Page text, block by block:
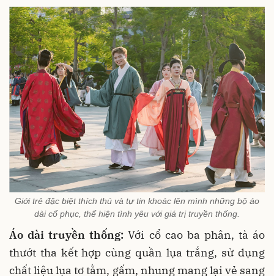
Giới trẻ đặc biệt thích thú và tự tin khoác lên mình những bộ áo
dài cổ phục, thể hiện tình yêu với giá trị truyền thống.
Áo dài truyền thống: Với cổ cao ba phân, tà áo
thướt tha kết hợp cùng quần lụa trắng, sử dụng
chất liệu lụa tơ tằm, gấm, nhung mang lại vẻ sang